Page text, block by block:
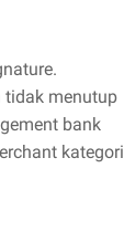
tidak menutup
bank
kategori